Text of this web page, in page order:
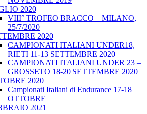
2020
VIII° TROFEO BRACCO – MILANO,
25/7/2020
2020
CAMPIONATI ITALIANI UNDER18,
RIETI 11-13 SETTEMBRE 2020
CAMPIONATI ITALIANI UNDER 23 –
GROSSETO 18-20 SETTEMBRE 2020
2020
Campionati Italiani di Endurance 17-18
OTTOBRE
2021